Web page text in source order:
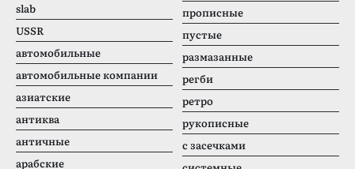
slab
USSR
автомобильные
автомобильные компании
азиатские
антиква
античные
арабские
прописные
пустые
размазанные
регби
ретро
рукописные
с засечками